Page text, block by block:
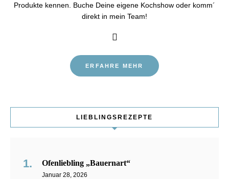
Produkte kennen. Buche Deine eigene Kochshow oder komm´
direkt in mein Team!
ERFAHRE MEHR
LIEBLINGSREZEPTE
Ofenliebling „Bauernart“
Januar 28, 2026